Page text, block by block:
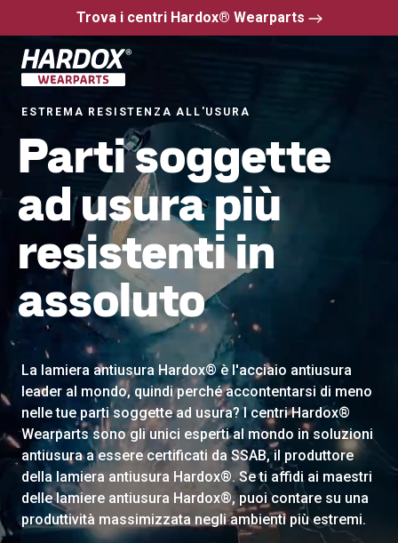
Trova i centri Hardox® Wearparts
ESTREMA RESISTENZA ALL'USURA
Parti soggette
ad usura più
resistenti in
assoluto
La lamiera antiusura Hardox® è l'acciaio antiusura
leader al mondo, quindi perché accontentarsi di meno
nelle tue parti soggette ad usura? I centri Hardox®
Wearparts sono gli unici esperti al mondo in soluzioni
antiusura a essere certificati da SSAB, il produttore
della lamiera antiusura Hardox®. Se ti affidi ai maestri
delle lamiere antiusura Hardox®, puoi contare su una
produttività massimizzata negli ambienti più estremi.